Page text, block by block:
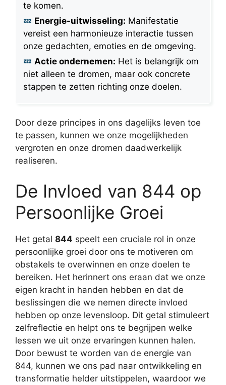
te komen.
Energie-uitwisseling: Manifestatie
vereist een harmonieuze interactie tussen
onze gedachten, emoties en de omgeving.
Actie ondernemen: Het is belangrijk om
niet alleen te dromen, maar ook concrete
stappen te zetten richting onze doelen.
Door deze principes in ons dagelijks leven toe
te passen, kunnen we onze mogelijkheden
vergroten en onze dromen daadwerkelijk
realiseren.
De Invloed van 844 op
Persoonlijke Groei
Het getal 844 speelt een cruciale rol in onze
persoonlijke groei door ons te motiveren om
obstakels te overwinnen en onze doelen te
bereiken. Het herinnert ons eraan dat we onze
eigen kracht in handen hebben en dat de
beslissingen die we nemen directe invloed
hebben op onze levensloop. Dit getal stimuleert
zelfreflectie en helpt ons te begrijpen welke
lessen we uit onze ervaringen kunnen halen.
Door bewust te worden van de energie van
844, kunnen we ons pad naar ontwikkeling en
transformatie helder uitstippelen, waardoor we